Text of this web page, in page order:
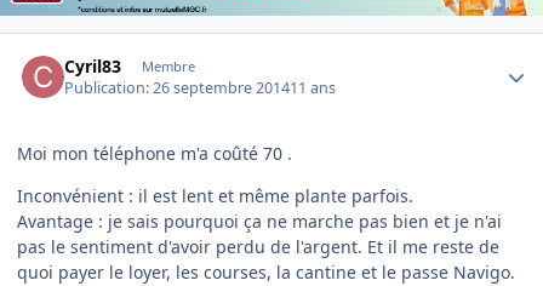
Cyril83 Membre
Publication:26 septembre 201411 ans
Moi mon téléphone m'a coûté 70 .
Inconvénient : il est lent et même plante parfois.
Avantage : je sais pourquoi ça ne marche pas bien et je n'ai
pas le sentiment d'avoir perdu de l'argent. Et il me reste de
quoi payer le loyer, les courses, la cantine et le passe Navigo.